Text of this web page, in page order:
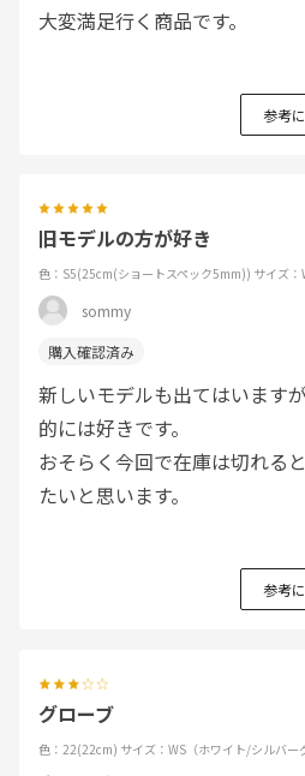
大変満足行く商品です。
参考
旧モデルの方が好き
色：S5(25cm(ショートスペック5mm)) サイズ
sommy
新しいモデルも出てはいます
的には好きです。
おそらく今回で在庫は切れる
たいと思います。
参考
グローブ
色：22(22cm) サイズ：WS（ホワイト/シルバー